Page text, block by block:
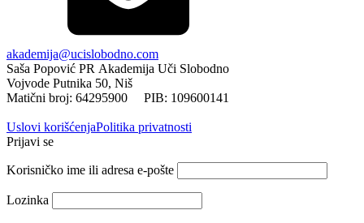
akademija@ucislobodno.com
Saša Popović PR Akademija Uči Slobodno
Vojvode Putnika 50, Niš
Matični broj: 64295900 PIB: 109600141
Uslovi korišćenjaPolitika privatnosti
Prijavi se
Korisničko ime ili adresa e-pošte
Lozinka